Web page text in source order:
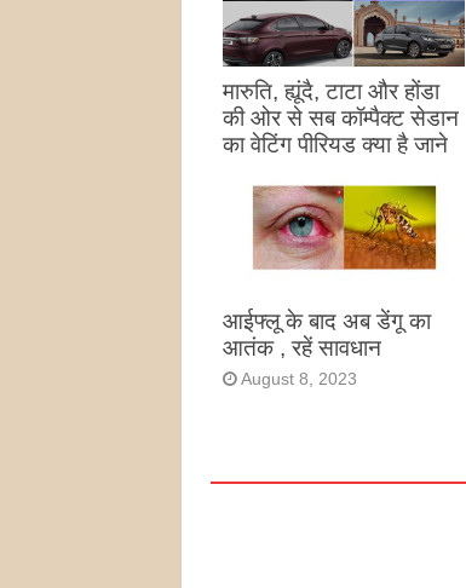
मारुति, ह्यूंदै, टाटा और होंडा
की ओर से सब कॉम्पैक्ट सेडान
का वेटिंग पीरियड क्या है जाने
आईफ्लू के बाद अब डेंगू का
आतंक , रहें सावधान
August 8, 2023